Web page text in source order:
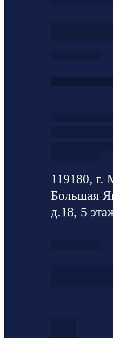
119180, г.
Большая
д.18, 5